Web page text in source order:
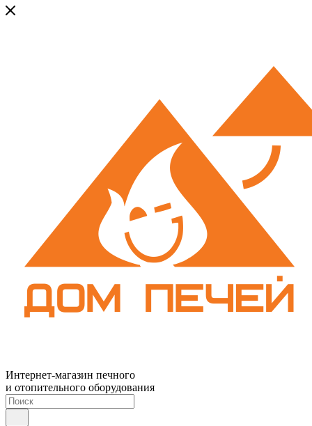
Интернет-магазин печного
и отопительного оборудования